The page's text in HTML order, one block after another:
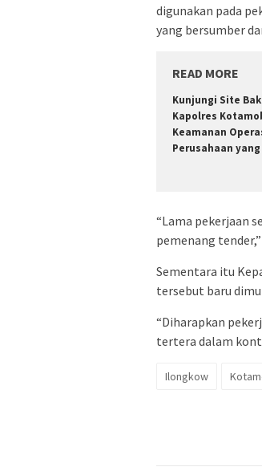
digunakan pada
yang bersumber
READ MORE
Kunjungi Site
Kapolres
Keamanan
Perusahaan yang
“Lama pekerjaan
pemenang
Sementara itu
tersebut baru
“Diharapkan
tertera dalam
Ilongkow